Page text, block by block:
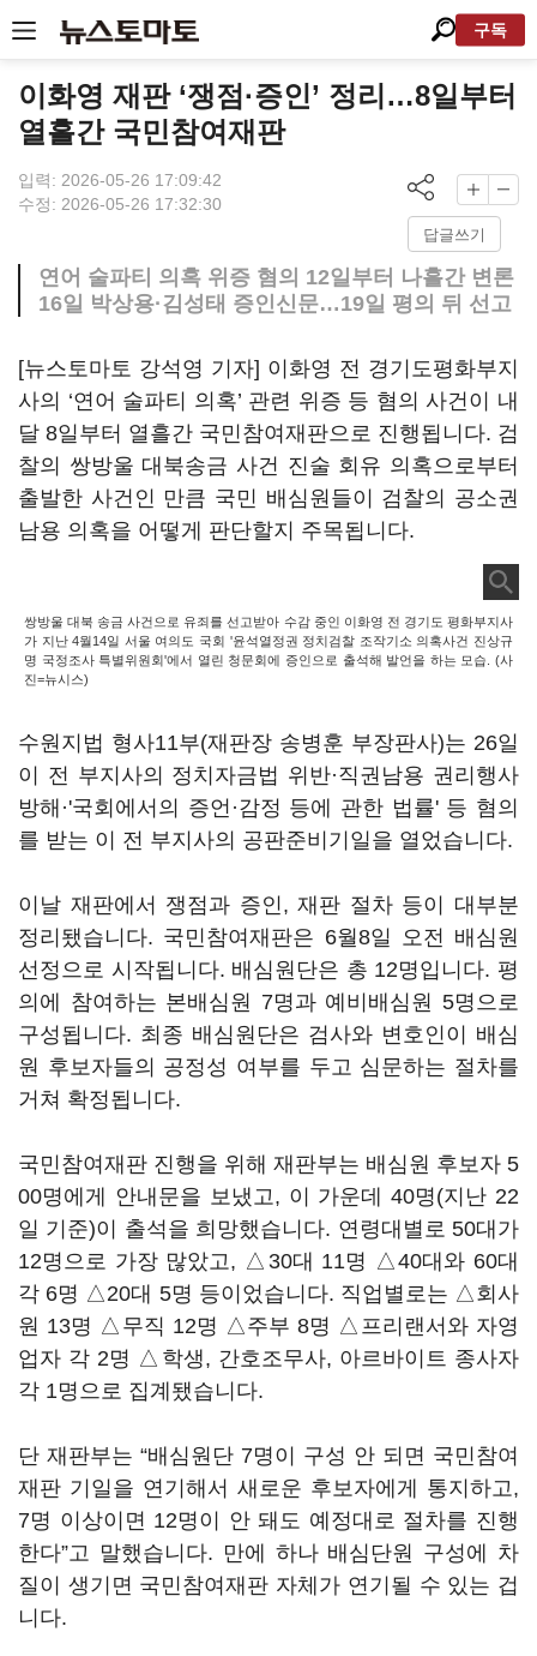
구독
이화영 재판 ‘쟁점·증인’ 정리…8일부터
열흘간 국민참여재판
입력: 2026-05-26 17:09:42
수정: 2026-05-26 17:32:30
답글쓰기
연어 술파티 의혹 위증 혐의 12일부터 나흘간 변론
16일 박상용·김성태 증인신문…19일 평의 뒤 선고
[뉴스토마토 강석영 기자] 이화영 전 경기도평화부지
사의 ‘연어 술파티 의혹’ 관련 위증 등 혐의 사건이 내
달 8일부터 열흘간 국민참여재판으로 진행됩니다. 검
찰의 쌍방울 대북송금 사건 진술 회유 의혹으로부터
출발한 사건인 만큼 국민 배심원들이 검찰의 공소권
남용 의혹을 어떻게 판단할지 주목됩니다.
쌍방울 대북 송금 사건으로 유죄를 선고받아 수감 중인 이화영 전 경기도 평화부지사
가 지난 4월14일 서울 여의도 국회 '윤석열정권 정치검찰 조작기소 의혹사건 진상규
명 국정조사 특별위원회'에서 열린 청문회에 증인으로 출석해 발언을 하는 모습. (사
진=뉴시스)
수원지법 형사11부(재판장 송병훈 부장판사)는 26일
이 전 부지사의 정치자금법 위반·직권남용 권리행사
방해·'국회에서의 증언·감정 등에 관한 법률' 등 혐의
를 받는 이 전 부지사의 공판준비기일을 열었습니다.
이날 재판에서 쟁점과 증인, 재판 절차 등이 대부분
정리됐습니다. 국민참여재판은 6월8일 오전 배심원
선정으로 시작됩니다. 배심원단은 총 12명입니다. 평
의에 참여하는 본배심원 7명과 예비배심원 5명으로
구성됩니다. 최종 배심원단은 검사와 변호인이 배심
원 후보자들의 공정성 여부를 두고 심문하는 절차를
거쳐 확정됩니다.
국민참여재판 진행을 위해 재판부는 배심원 후보자 5
00명에게 안내문을 보냈고, 이 가운데 40명(지난 22
일 기준)이 출석을 희망했습니다. 연령대별로 50대가
12명으로 가장 많았고, △30대 11명 △40대와 60대
각 6명 △20대 5명 등이었습니다. 직업별로는 △회사
원 13명 △무직 12명 △주부 8명 △프리랜서와 자영
업자 각 2명 △학생, 간호조무사, 아르바이트 종사자
각 1명으로 집계됐습니다.
단 재판부는 “배심원단 7명이 구성 안 되면 국민참여
재판 기일을 연기해서 새로운 후보자에게 통지하고,
7명 이상이면 12명이 안 돼도 예정대로 절차를 진행
한다”고 말했습니다. 만에 하나 배심단원 구성에 차
질이 생기면 국민참여재판 자체가 연기될 수 있는 겁
니다.